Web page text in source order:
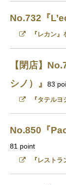
No.732『
『レカン』
【閉店】
シノ）』
83
『タテルヨ
No.850『
81 point
『レストラ